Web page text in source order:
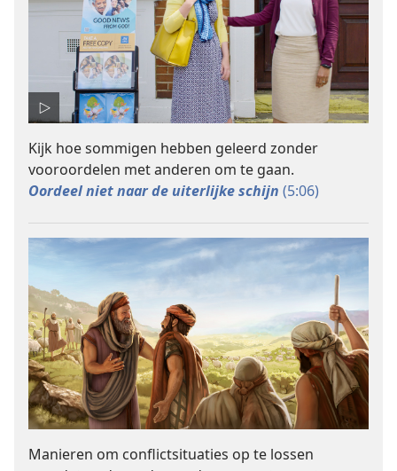
Kijk hoe sommigen hebben geleerd zonder
vooroordelen met anderen om te gaan.
Oordeel niet naar de uiterlijke schijn (5:06)
Manieren om conflictsituaties op te lossen